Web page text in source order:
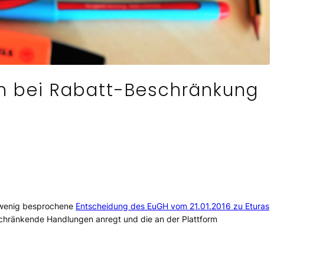
bei Rabatt-Beschränkung
besprochene Entscheidung des EuGH vom 21.01.2016 zu Eturas
Handlungen anregt und die an der Plattform